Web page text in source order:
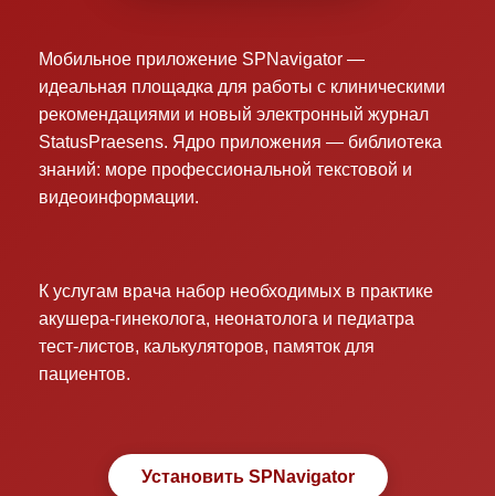
Мобильное приложение SPNavigator —
идеальная площадка для работы с клиническими
рекомендациями и новый электронный журнал
StatusPraesens. Ядро приложения — библиотека
знаний: море профессиональной текстовой и
видеоинформации.
К услугам врача набор необходимых в практике
акушера-гинеколога, неонатолога и педиатра
тест-листов, калькуляторов, памяток для
пациентов.
Установить SPNavigator